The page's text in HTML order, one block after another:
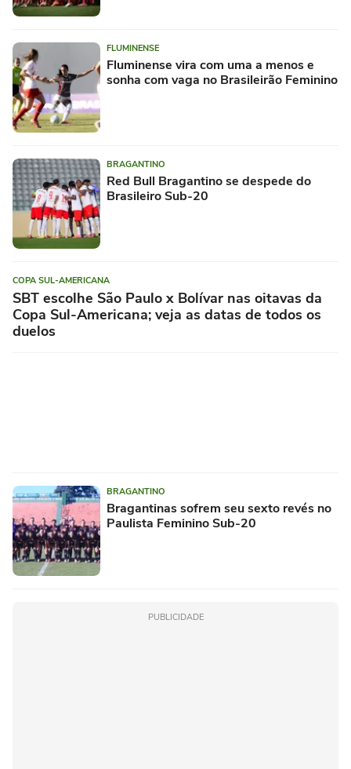
FLUMINENSE
Fluminense vira com uma a menos e
sonha com vaga no Brasileirão Feminino
BRAGANTINO
Red Bull Bragantino se despede do
Brasileiro Sub-20
COPA SUL-AMERICANA
SBT escolhe São Paulo x Bolívar nas oitavas da
Copa Sul-Americana; veja as datas de todos os
duelos
BRAGANTINO
Bragantinas sofrem seu sexto revés no
Paulista Feminino Sub-20
PUBLICIDADE